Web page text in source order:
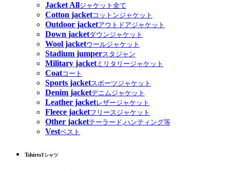
Jacket Allジャケット全て
Cotton jacketコットンジャケット
Outdoor jacketアウトドアジャケット
Down jacketダウンジャケット
Wool jacketウールジャケット
Stadium jumperスタジャン
Military jacketミリタリージャケット
Coatコート
Sports jacketスポーツジャケット
Denim jacketデニムジャケット
Leather jacketレザージャケット
Fleece jacketフリースジャケット
Other jacketテーラード,ハンティング等
Vestベスト
TshirtsTシャツ